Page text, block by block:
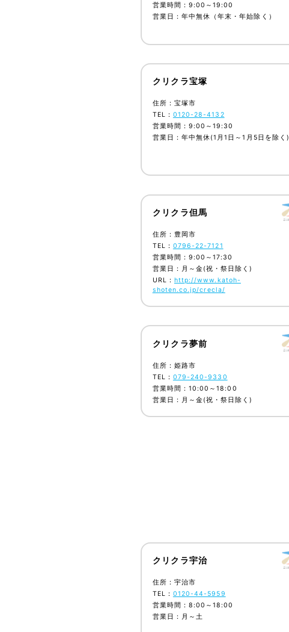
営業時間：9:00～19:00
営業日：年中無休（年末・年始除く）
クリクラ宝塚
住所：宝塚市
TEL： 0120-28-4132
営業時間：9:00～19:30
営業日：年中無休(1月1日～1月5日を除く)
クリクラ但馬
住所：豊岡市
TEL： 0796-22-7121
営業時間：9:00～17:30
営業日：月～金(祝・祭日除く)
URL： http://www.katoh-
shoten.co.jp/crecla/
クリクラ夢前
住所：姫路市
TEL： 079-240-9330
営業時間：10:00～18:00
営業日：月～金(祝・祭日除く)
クリクラ宇治
住所：宇治市
TEL： 0120-44-5959
営業時間：8:00～18:00
営業日：月～土